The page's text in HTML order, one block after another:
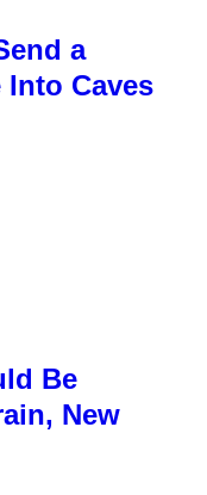
a
Into Caves
Be
New